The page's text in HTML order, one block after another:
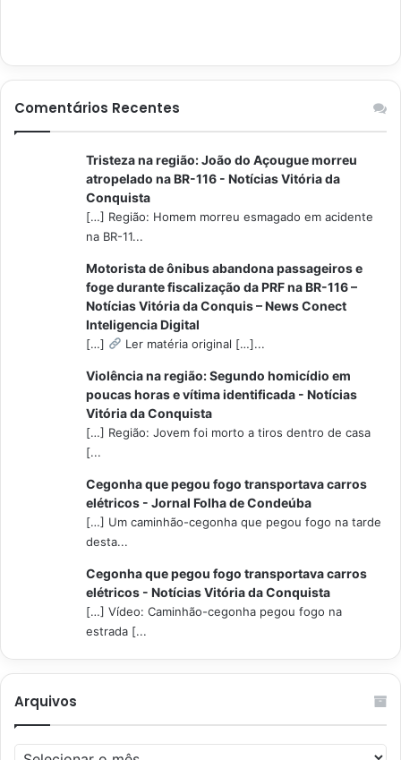
Comentários Recentes
Tristeza na região: João do Açougue morreu
atropelado na BR-116 - Notícias Vitória da
Conquista
[…] Região: Homem morreu esmagado em acidente
na BR-11...
Motorista de ônibus abandona passageiros e
foge durante fiscalização da PRF na BR-116 –
Notícias Vitória da Conquis – News Conect
Inteligencia Digital
[…] Ler matéria original […]...
Violência na região: Segundo homicídio em
poucas horas e vítima identificada - Notícias
Vitória da Conquista
[…] Região: Jovem foi morto a tiros dentro de casa
[...
Cegonha que pegou fogo transportava carros
elétricos - Jornal Folha de Condeúba
[…] Um caminhão-cegonha que pegou fogo na tarde
desta...
Cegonha que pegou fogo transportava carros
elétricos - Notícias Vitória da Conquista
[…] Vídeo: Caminhão-cegonha pegou fogo na
estrada [...
Arquivos
Arquivos